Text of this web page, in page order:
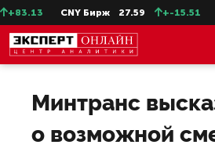
CNY Бирж 27.59 +-15.51
Минтранс
о возможной